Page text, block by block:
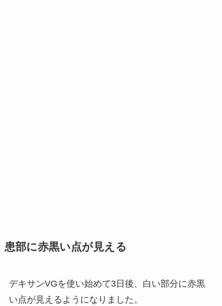
患部に赤黒い点が見える
デキサンVGを使い始めて3日後、白い部分に赤黒
い点が見えるようになりました。